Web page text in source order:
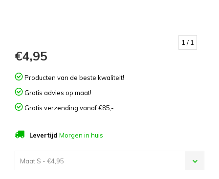
1 / 1
€4,95
Producten van de beste kwaliteit!
Gratis advies op maat!
Gratis verzending vanaf €85,-
Levertijd Morgen in huis
Maat S - €4,95